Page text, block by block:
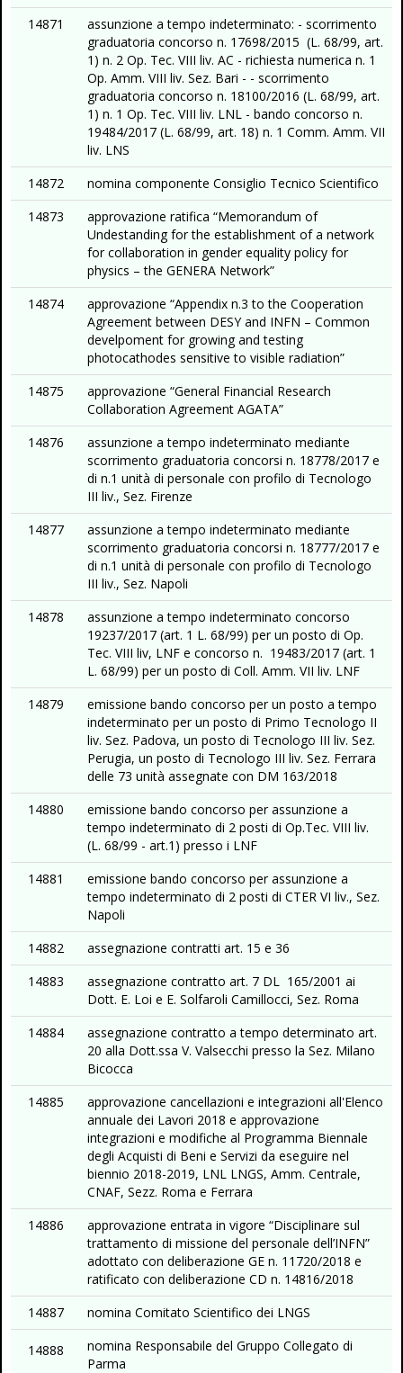
14871
assunzione a tempo indeterminato: - scorrimento
graduatoria concorso n. 17698/2015 (L. 68/99, art.
1) n. 2 Op. Tec. VIII liv. AC - richiesta numerica n. 1
Op. Amm. VIII liv. Sez. Bari - - scorrimento
graduatoria concorso n. 18100/2016 (L. 68/99, art.
1) n. 1 Op. Tec. VIII liv. LNL - bando concorso n.
19484/2017 (L. 68/99, art. 18) n. 1 Comm. Amm. VII
liv. LNS
14872
nomina componente Consiglio Tecnico Scientifico
14873
approvazione ratifica “Memorandum of
Undestanding for the establishment of a network
for collaboration in gender equality policy for
physics – the GENERA Network”
14874
approvazione “Appendix n.3 to the Cooperation
Agreement between DESY and INFN – Common
develpoment for growing and testing
photocathodes sensitive to visible radiation”
14875
approvazione “General Financial Research
Collaboration Agreement AGATA”
14876
assunzione a tempo indeterminato mediante
scorrimento graduatoria concorsi n. 18778/2017 e
di n.1 unità di personale con profilo di Tecnologo
III liv., Sez. Firenze
14877
assunzione a tempo indeterminato mediante
scorrimento graduatoria concorsi n. 18777/2017 e
di n.1 unità di personale con profilo di Tecnologo
III liv., Sez. Napoli
14878
assunzione a tempo indeterminato concorso
19237/2017 (art. 1 L. 68/99) per un posto di Op.
Tec. VIII liv, LNF e concorso n. 19483/2017 (art. 1
L. 68/99) per un posto di Coll. Amm. VII liv. LNF
14879
emissione bando concorso per un posto a tempo
indeterminato per un posto di Primo Tecnologo II
liv. Sez. Padova, un posto di Tecnologo III liv. Sez.
Perugia, un posto di Tecnologo III liv. Sez. Ferrara
delle 73 unità assegnate con DM 163/2018
14880
emissione bando concorso per assunzione a
tempo indeterminato di 2 posti di Op.Tec. VIII liv.
(L. 68/99 - art.1) presso i LNF
14881
emissione bando concorso per assunzione a
tempo indeterminato di 2 posti di CTER VI liv., Sez.
Napoli
14882
assegnazione contratti art. 15 e 36
14883
assegnazione contratto art. 7 DL 165/2001 ai
Dott. E. Loi e E. Solfaroli Camillocci, Sez. Roma
14884
assegnazione contratto a tempo determinato art.
20 alla Dott.ssa V. Valsecchi presso la Sez. Milano
Bicocca
14885
approvazione cancellazioni e integrazioni all'Elenco
annuale dei Lavori 2018 e approvazione
integrazioni e modifiche al Programma Biennale
degli Acquisti di Beni e Servizi da eseguire nel
biennio 2018-2019, LNL LNGS, Amm. Centrale,
CNAF, Sezz. Roma e Ferrara
14886
approvazione entrata in vigore “Disciplinare sul
trattamento di missione del personale dell’INFN”
adottato con deliberazione GE n. 11720/2018 e
ratificato con deliberazione CD n. 14816/2018
14887
nomina Comitato Scientifico dei LNGS
14888
nomina Responsabile del Gruppo Collegato di
Parma